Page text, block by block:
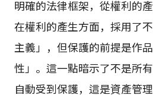
明確的法律框架，從權利的
在權利的產生方面，採用了
主義」，但保護的前提是作
性」。這一點暗示了不是所
自動受到保護，這是資產管